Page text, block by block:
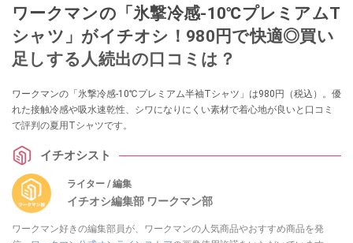
ワークマンの「氷撃冷感-10℃プレミアムT
シャツ」がイチオシ！980円で快適◎買い
足しする人続出の口コミは？
ワークマンの「氷撃冷感-10℃プレミアム半袖Tシャツ」は980円（税込）。優
れた接触冷感や吸水速乾性、シワになりにくい素材で着心地が良いと口コミ
で評判の夏用Tシャツです。
イチオシスト
ライター / 編集
イチオシ編集部 ワークマン部
ワークマン好きの編集部員が、ワークマンの人気商品やおすすめ商品を発